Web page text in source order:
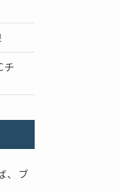
チ
、ブ